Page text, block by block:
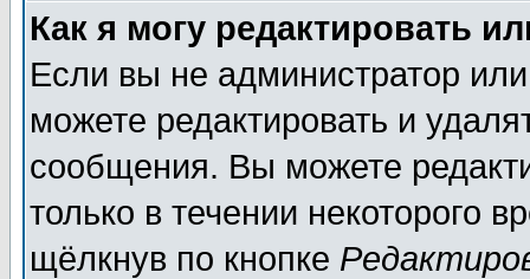
Как я могу редактировать
Если вы не администратор
можете редактировать и
сообщения. Вы можете
только в течении некоторого
щёлкнув по кнопке